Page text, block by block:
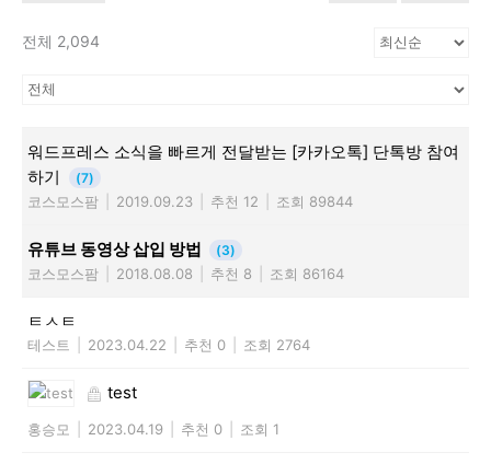
전체 2,094
워드프레스 소식을 빠르게 전달받는 [카카오톡] 단톡방 참여
하기
(7)
코스모스팜 2019.09.23 추천 12 조회 89844
유튜브 동영상 삽입 방법 (3)
코스모스팜 2018.08.08 추천 8 조회 86164
ㅌㅅㅌ
테스트 2023.04.22 추천 0 조회 2764
test
홍승모 2023.04.19 추천 0 조회 1